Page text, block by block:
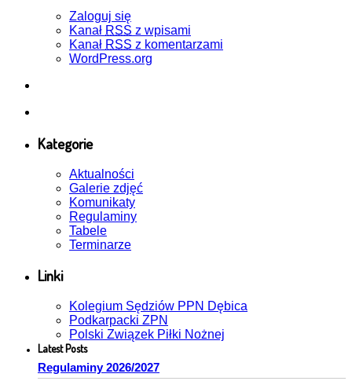
Zaloguj się
Kanał RSS z wpisami
Kanał RSS z komentarzami
WordPress.org
Kategorie
Aktualności
Galerie zdjęć
Komunikaty
Regulaminy
Tabele
Terminarze
Linki
Kolegium Sędziów PPN Dębica
Podkarpacki ZPN
Polski Związek Piłki Nożnej
Latest Posts
Regulaminy 2026/2027